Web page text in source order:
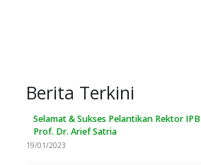
Berita Terkini
Selamat & Sukses Pelantikan Rektor IPB
Prof. Dr. Arief Satria
19/01/2023